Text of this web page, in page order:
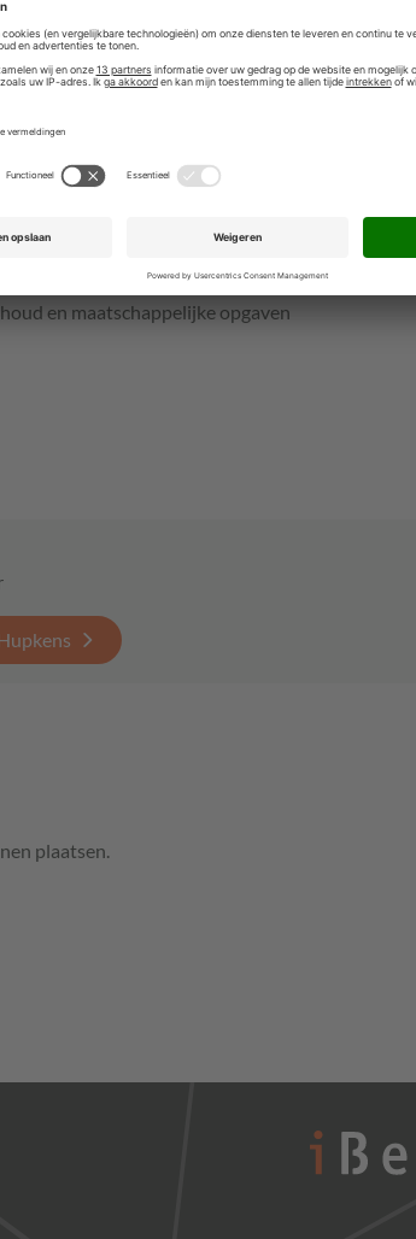
van digitale toegankelijkheid en
hoeven andere organisaties, zoals kleinere
Zij kunnen de techniek direct inzetten en hun
opgaven zoals woningbouw of natuurbeheer.
source beschikbaar te maken:
in digitale overheidsdiensten
met beperkte ontwikkelcapaciteit
en maatschappelijke opgaven
plaatsen.